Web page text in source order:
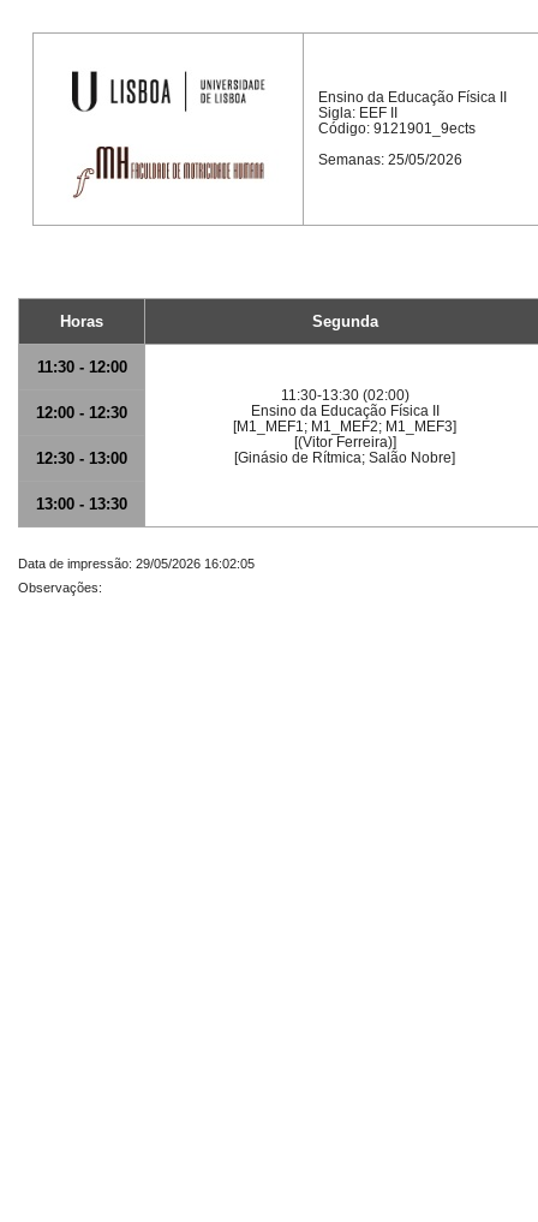
Ensino da Educação Física II
Sigla: EEF II
Código: 9121901_9ects
Semanas: 25/05/2026
Horas Segunda
11:30 - 12:00
11:30-13:30 (02:00)
Ensino da Educação Física II
[M1_MEF1; M1_MEF2; M1_MEF3]
[(Vitor Ferreira)]
[Ginásio de Rítmica; Salão Nobre]
12:00 - 12:30
12:30 - 13:00
13:00 - 13:30
Data de impressão: 29/05/2026 16:02:05
Observações: